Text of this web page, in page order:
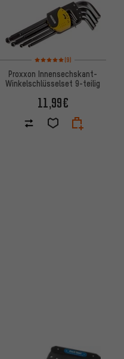
auf 3 Bewertungen
Bewertungen: 5 von 5
(9)
Proxxon Innensechskant-
Winkelschlüsselset 9-teilig
11,99€